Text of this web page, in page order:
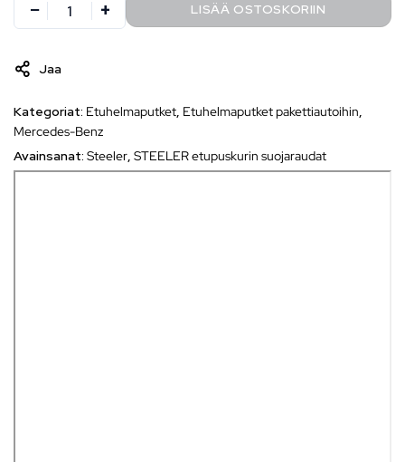
LISÄÄ OSTOSKORIIN
Jaa
Kategoriat: Etuhelmaputket, Etuhelmaputket pakettiautoihin,
Mercedes-Benz
Avainsanat: Steeler, STEELER etupuskurin suojaraudat